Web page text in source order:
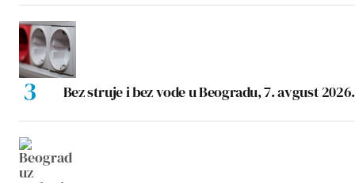
Bez struje i bez vode u Beogradu, 7. avgust 2026.